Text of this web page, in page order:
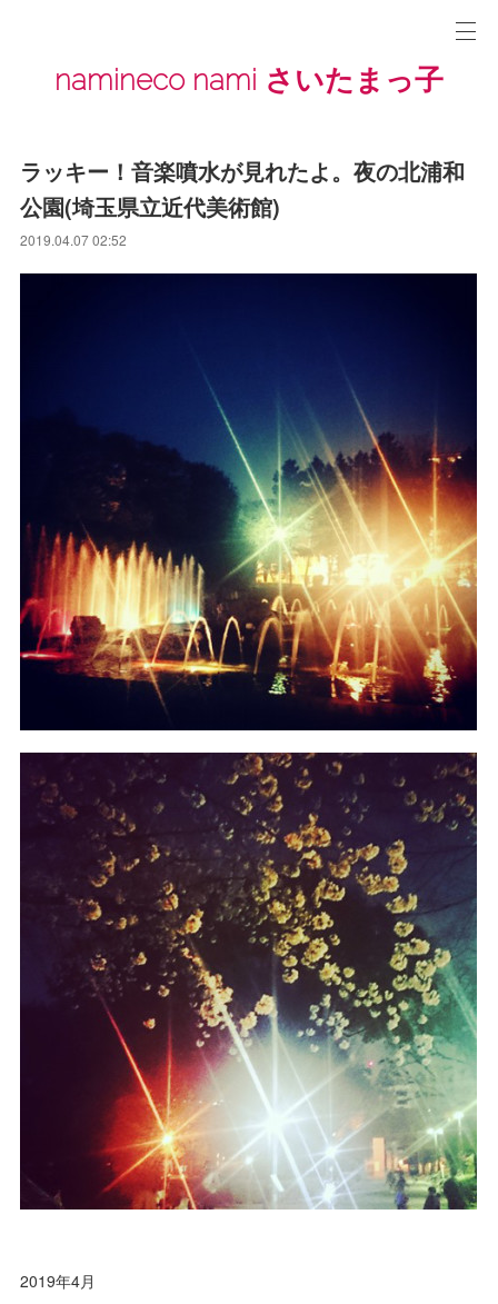
namineco nami さいたまっ子
ラッキー！音楽噴水が見れたよ。夜の北浦和
公園(埼玉県立近代美術館)
2019.04.07 02:52
2019年4月